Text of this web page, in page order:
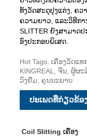
ທັງວັດສະດຸປຸງແຕ່ງ, ຄວ
ຄວາມຍາວ, ແລະວິທີກາ
SLITTER ຍັງສາມາດ
ອົງປະກອບພິເສດ.
Hot Tags: ເຄື່ອງວັດແ
KINGREAL, ຈີນ, ຜູ້ຜ
ວົງຢືມ, ຄຸນນະພາບ
ປະເພດທີ່ກ່ຽວຂ້ອ
Coil Slitting ເຄື່ອງ